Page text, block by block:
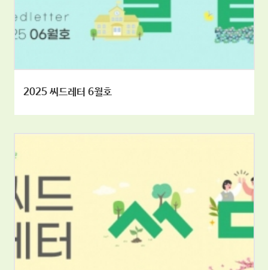
2025 씨드레터 6월호